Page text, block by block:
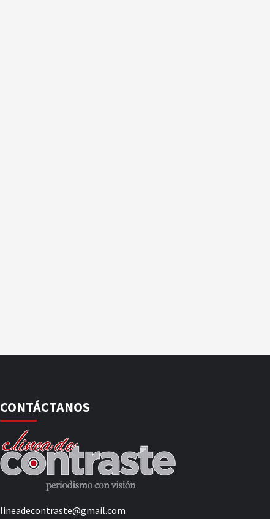
CONTÁCTANOS
lineadecontraste@gmail.com